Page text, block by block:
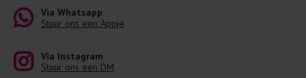
Via Whatsapp
Stuur ons een Appje
Via Instagram
Stuur ons een DM